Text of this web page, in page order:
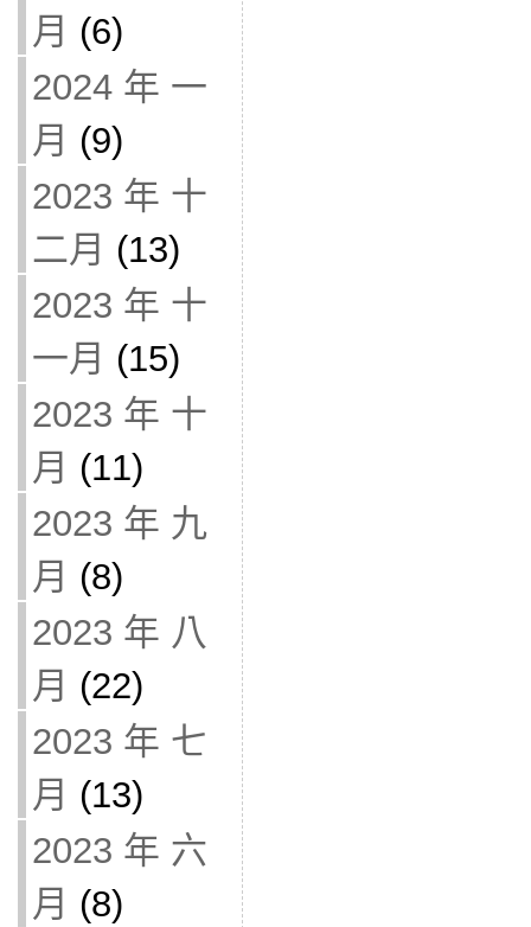
月 (6)
2024 年 一
月 (9)
2023 年 十
二月 (13)
2023 年 十
一月 (15)
2023 年 十
月 (11)
2023 年 九
月 (8)
2023 年 八
月 (22)
2023 年 七
月 (13)
2023 年 六
月 (8)